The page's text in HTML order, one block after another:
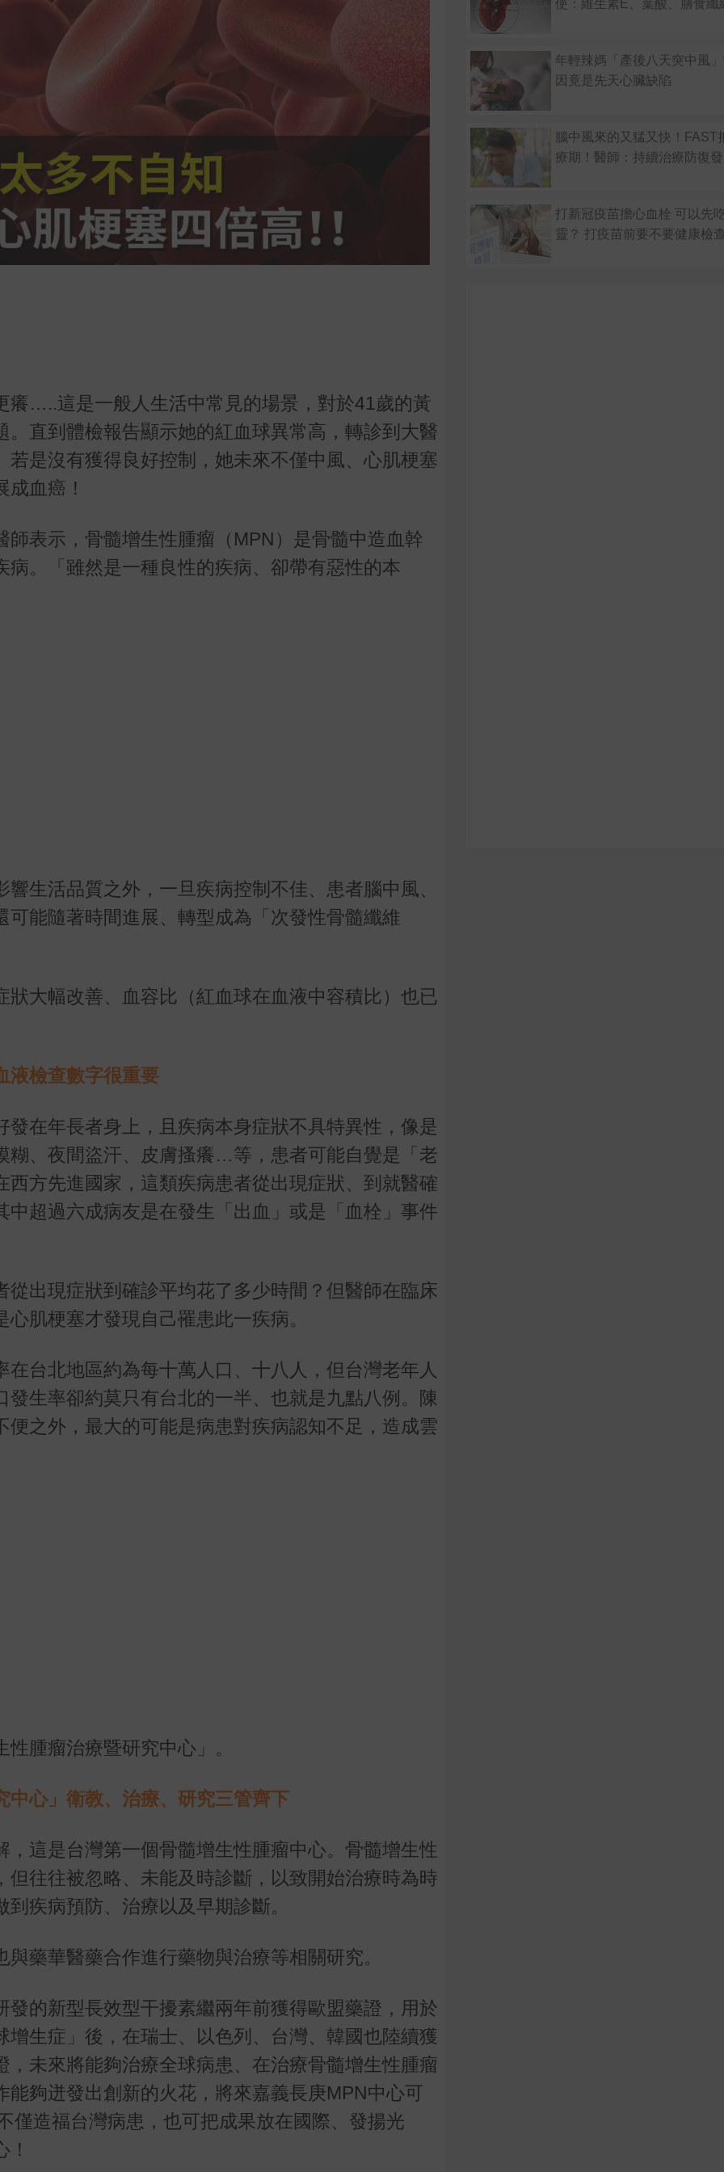
癢…..這是一般人生活中常見的場景，對於41歲的黃
直到體檢報告顯示她的紅血球異常高，轉診到大醫
是沒有獲得良好控制，她未來不僅中風、心肌梗塞
血癌！
表示，骨髓增生性腫瘤（MPN）是骨髓中造血幹
。「雖然是一種良性的疾病、卻帶有惡性的本
生活品質之外，一旦疾病控制不佳、患者腦中風、
能隨著時間進展、轉型成為「次發性骨髓纖維
大幅改善、血容比（紅血球在血液中容積比）也已
液檢查數字很重要
在年長者身上，且疾病本身症狀不具特異性，像是
糊、夜間盜汗、皮膚搔癢…等，患者可能自覺是「老
方先進國家，這類疾病患者從出現症狀、到就醫確
超過六成病友是在發生「出血」或是「血栓」事件
出現症狀到確診平均花了多少時間？但醫師在臨床
肌梗塞才發現自己罹患此一疾病。
台北地區約為每十萬人口、十八人，但台灣老年人
生率卻約莫只有台北的一半、也就是九點八例。陳
之外，最大的可能是病患對疾病認知不足，造成雲
腫瘤治療暨研究中心」。
中心」衛教、治療、研究三管齊下
這是台灣第一個骨髓增生性腫瘤中心。骨髓增生性
往往被忽略、未能及時診斷，以致開始治療時為時
疾病預防、治療以及早期診斷。
藥華醫藥合作進行藥物與治療等相關研究。
的新型長效型干擾素繼兩年前獲得歐盟藥證，用於
生症」後，在瑞士、以色列、台灣、韓國也陸續獲
未來將能夠治療全球病患、在治療骨髓增生性腫瘤
夠迸發出創新的火花，將來嘉義長庚MPN中心可
僅造福台灣病患，也可把成果放在國際、發揚光
使：維生素E、葉酸、膳食纖
年輕辣媽「產後八天突中風
因竟是先天心臟缺陷
腦中風來的又猛又快！FAST
療期！醫師：持續治療防復發
打新冠疫苗擔心血栓 可以先
靈？ 打疫苗前要不要健康檢